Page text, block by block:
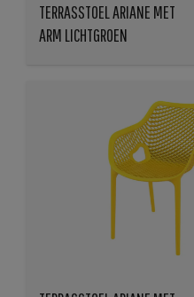
TERRASSTOEL ARIANE MET
ARM LICHTGROEN